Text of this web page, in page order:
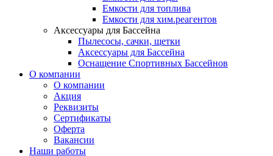
Емкости для топлива
Емкости для хим.реагентов
Аксессуары для Бассейна
Пылесосы, сачки, щетки
Аксессуары для Бассейна
Оснащение Спортивных Бассейнов
О компании
О компании
Акция
Реквизиты
Сертификаты
Оферта
Вакансии
Наши работы